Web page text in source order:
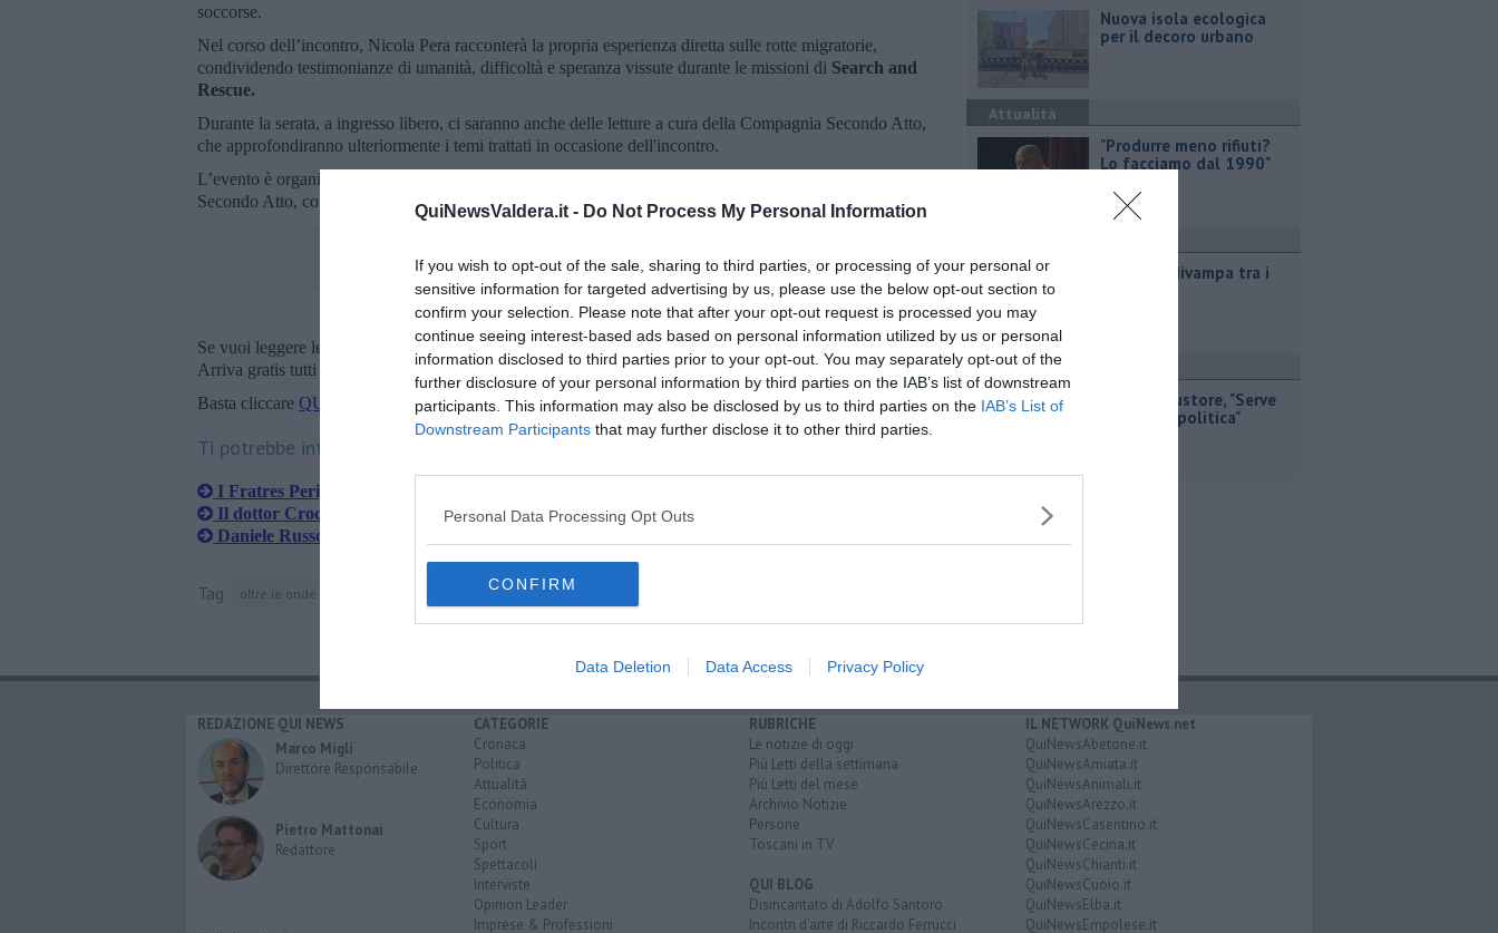
QuiNewsValdera.it - Do Not Process My Personal Information
If you wish to opt-out of the sale, sharing to third parties, or processing of your personal or
sensitive information for targeted advertising by us, please use the below opt-out section to
confirm your selection. Please note that after your opt-out request is processed you may
continue seeing interest-based ads based on personal information utilized by us or personal
information disclosed to third parties prior to your opt-out. You may separately opt-out of the
further disclosure of your personal information by third parties on the IAB’s list of downstream
participants. This information may also be disclosed by us to third parties on the IAB’s List of
Downstream Participants that may further disclose it to other third parties.
Personal Data Processing Opt Outs
CONFIRM
Data Deletion Data Access Privacy Policy
soccorse.
Nel corso dell’incontro, Nicola Pera racconterà la propria esperienza diretta sulle rotte migratorie,
condividendo testimonianze di umanità, difficoltà e speranza vissute durante le missioni di Search and
Rescue.
Durante la serata, a ingresso libero, ci saranno anche delle letture a cura della Compagnia Secondo Atto,
che approfondiranno ulteriormente i temi trattati in occasione dell'incontro.
L’evento è organizzato dall’Associazione Culturale Il Carrubo, in collaborazione con la Compagnia
Secondo Atto, con il sostegno del Comune di Pontedera.
Se vuoi leggere le notizie principali della Toscana iscriviti alla Newsletter QUInews - ToscanaMedia.
Arriva gratis tutti i giorni alle 20:00 direttamente nella tua casella di posta.
Basta cliccare QUI
Ti potrebbe interessare anche:
I Fratres Perignano hanno un nuovo direttivo
Il dottor Crocetti racconta una missione "nascosta"
Daniele Russo al Teatro Era con una maglia per Gaza
Tag oltre le onde mar mediterraneo lucca
Nuova isola ecologica
per il decoro urbano
Attualità
"Produrre meno rifiuti?
Lo facciamo dal 1990"
Incendio divampa tra i
Attualità
Ossicombustore, "Serve
chiarezza politica"
REDAZIONE QUI NEWS
Marco Migli
Direttore Responsabile
Pietro Mattonai
Redattore
CATEGORIE
Cronaca
Politica
Attualità
Economia
Cultura
Sport
Spettacoli
Interviste
Opinion Leader
Imprese & Professioni
RUBRICHE
Le notizie di oggi
Più Letti della settimana
Più Letti del mese
Archivio Notizie
Persone
Toscani in TV
QUI BLOG
Disincantato di Adolfo Santoro
Incontri d'arte di Riccardo Ferrucci
IL NETWORK QuiNews.net
QuiNewsAbetone.it
QuiNewsAmiata.it
QuiNewsAnimali.it
QuiNewsArezzo.it
QuiNewsCasentino.it
QuiNewsCecina.it
QuiNewsChianti.it
QuiNewsCuoio.it
QuiNewsElba.it
QuiNewsEmpolese.it